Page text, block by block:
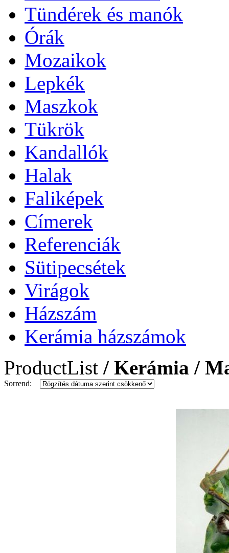
Tündérek és manók
Órák
Mozaikok
Lepkék
Maszkok
Tükrök
Kandallók
Halak
Faliképek
Címerek
Referenciák
Sütipecsétek
Virágok
Házszám
Kerámia házszámok
ProductList / Kerámia /
Sorrend: